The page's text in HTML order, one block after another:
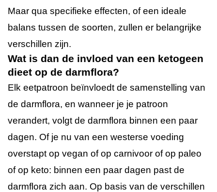
Maar qua specifieke effecten, of een ideale
balans tussen de soorten, zullen er belangrijke
verschillen zijn.
Wat is dan de invloed van een ketogeen
dieet op de darmflora?
Elk eetpatroon beïnvloedt de samenstelling van
de darmflora, en wanneer je je patroon
verandert, volgt de darmflora binnen een paar
dagen. Of je nu van een westerse voeding
overstapt op vegan of op carnivoor of op paleo
of op keto: binnen een paar dagen past de
darmflora zich aan. Op basis van de verschillen